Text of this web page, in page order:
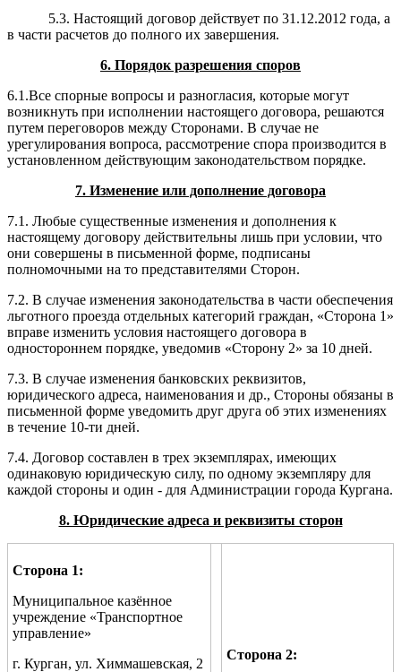
5.3. Настоящий договор действует по 31.12.2012 года,а
в части расчетов до полного их завершения.
6. Порядок разрешения споров
6.1.Все спорные вопросы и разногласия, которые могут
возникнуть при исполнении настоящего договора, решаются
путем переговоров между Сторонами. В случае не
урегулирования вопроса, рассмотрение спора производится в
установленном действующим законодательством порядке.
7. Изменение или дополнение договора
7.1. Любые существенные изменения и дополнения к
настоящему договору действительны лишь при условии, что
они совершены в письменной форме, подписаны
полномочными на то представителями Сторон.
7.2. В случае изменения законодательства в части обеспечения
льготного проезда отдельных категорий граждан, «Сторона 1»
вправе изменить условия настоящего договора в
одностороннем порядке, уведомив «Сторону 2» за 10 дней.
7.3. В случае изменения банковских реквизитов,
юридического адреса, наименования и др., Стороны обязаны в
письменной форме уведомить друг друга об этих изменениях
в течение 10-ти дней.
7.4. Договор составлен в трех экземплярах, имеющих
одинаковую юридическую силу, по одному экземпляру для
каждой стороны и один - для Администрации города Кургана.
8. Юридические адреса и реквизиты сторон
Сторона 1:
Муниципальное казённое
учреждение «Транспортное
управление»
г. Курган, ул. Химмашевская, 2
Сторона 2: